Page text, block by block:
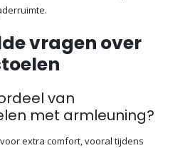
vragen over
van
met armleuning?
extra comfort, vooral tijdens